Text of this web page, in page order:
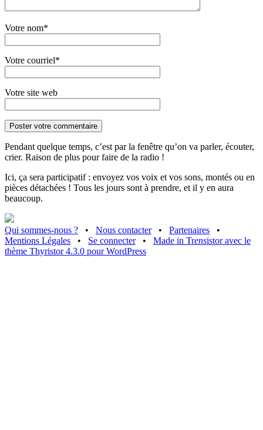
Votre nom*
Votre courriel*
Votre site web
Pendant quelque temps, c’est par la fenêtre qu’on va parler, écouter,
crier. Raison de plus pour faire de la radio !
Ici, ça sera participatif : envoyez vos voix et vos sons, montés ou en
pièces détachées ! Tous les jours sont à prendre, et il y en aura
beaucoup.
Qui sommes-nous ? • Nous contacter • Partenaires
•
Mentions Légales
• Se connecter • Made in Trensistor avec le
thème Thyristor 4.3.0 pour WordPress